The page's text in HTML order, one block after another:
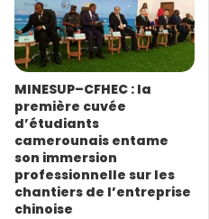
MINESUP–CFHEC : la
première cuvée
d’étudiants
camerounais entame
son immersion
professionnelle sur les
chantiers de l’entreprise
chinoise